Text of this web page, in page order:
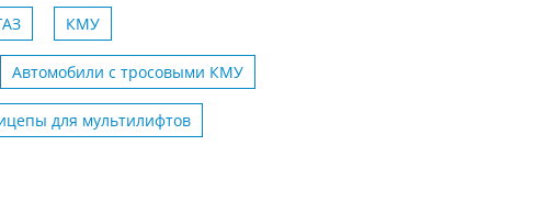
КМУ
Автомобили с тросовыми КМУ
для мультилифтов